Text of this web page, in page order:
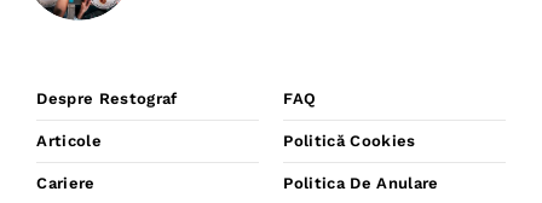
Despre Restograf
Articole
Cariere
FAQ
Politică Cookies
Politica De Anulare